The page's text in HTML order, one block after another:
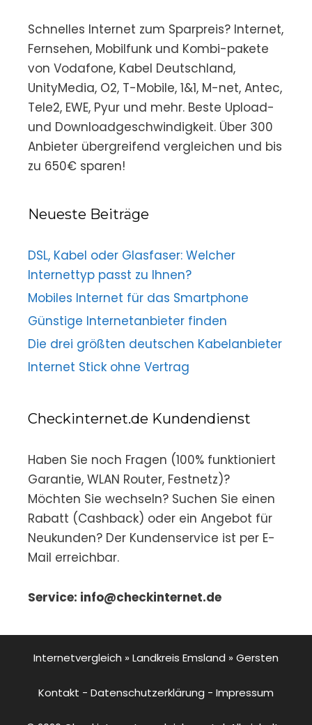
Schnelles Internet zum Sparpreis? Internet,
Fernsehen, Mobilfunk und Kombi-pakete
von Vodafone, Kabel Deutschland,
UnityMedia, O2, T-Mobile, 1&1, M-net, Antec,
Tele2, EWE, Pyur und mehr. Beste Upload-
und Downloadgeschwindigkeit. Über 300
Anbieter übergreifend vergleichen und bis
zu 650€ sparen!
Neueste Beiträge
DSL, Kabel oder Glasfaser: Welcher
Internettyp passt zu Ihnen?
Mobiles Internet für das Smartphone
Günstige Internetanbieter finden
Die drei größten deutschen Kabelanbieter
Internet Stick ohne Vertrag
Checkinternet.de Kundendienst
Haben Sie noch Fragen (100% funktioniert
Garantie, WLAN Router, Festnetz)?
Möchten Sie wechseln? Suchen Sie einen
Rabatt (Cashback) oder ein Angebot für
Neukunden? Der Kundenservice ist per E-
Mail erreichbar.
Service: info@checkinternet.de
Internetvergleich » Landkreis Emsland » Gersten
Kontakt - Datenschutzerklärung - Impressum